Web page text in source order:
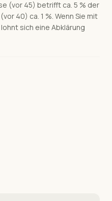
(vor 45) betrifft ca. 5 % der
40) ca. 1 %. Wenn Sie mit
sich eine Abklärung